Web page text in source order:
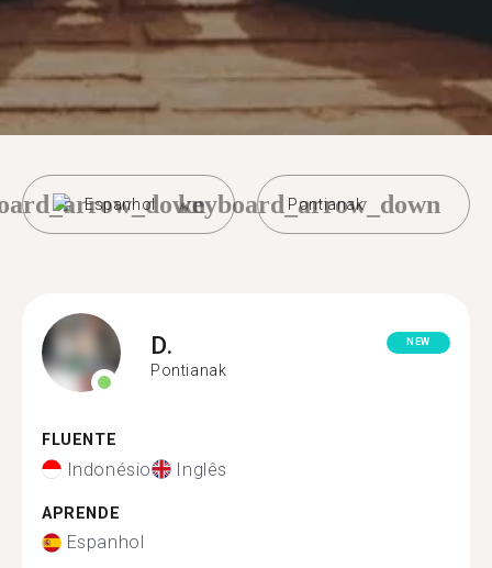
Espanhol Pontianak
keyboard_arrow_down
D.
Pontianak
NEW
FLUENTE
Indonésio Inglês
APRENDE
Espanhol